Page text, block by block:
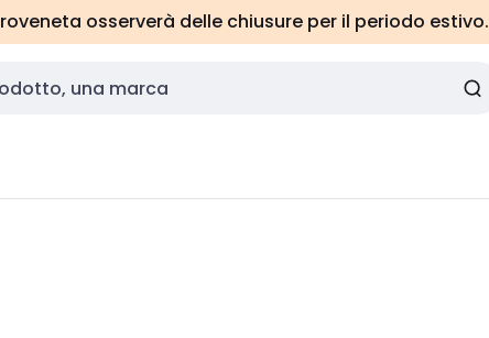
osserverà delle chiusure per il periodo estivo.